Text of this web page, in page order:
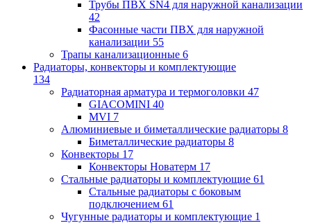
Трубы ПВХ SN4 для наружной канализации
42
Фасонные части ПВХ для наружной
канализации 55
Трапы канализационные 6
Радиаторы, конвекторы и комплектующие
134
Радиаторная арматура и термоголовки 47
GIACOMINI 40
MVI 7
Алюминиевые и биметаллические радиаторы 8
Биметаллические радиаторы 8
Конвекторы 17
Конвекторы Новатерм 17
Стальные радиаторы и комплектующие 61
Стальные радиаторы с боковым
подключением 61
Чугунные радиаторы и комплектующие 1